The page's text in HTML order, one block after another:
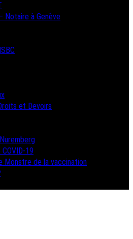
Notaire à Genève
et Devoirs
19
Monstre de la vaccination